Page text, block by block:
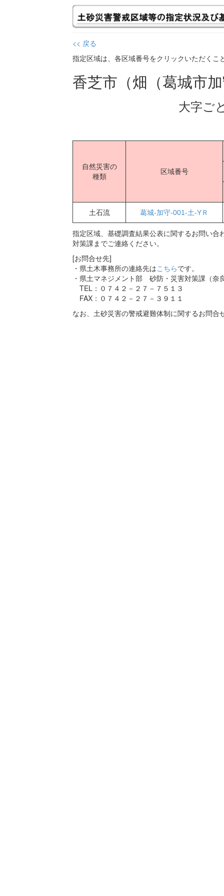
<< 戻る
指定区域は、各区域番号をクリックいただくこ
香芝市（畑（葛城市
大字ご
土石流 葛城-加守-001-土-YＲ
自然災害の
種類
区域番号
指定区域、基礎調査結果公表に関するお問い
対策課までご連絡ください。
[お問合せ先]
・県土木事務所の連絡先はこちらです。
・県土マネジメント部 砂防・災害対策課（奈
TEL：０７４２－２７－７５１３
FAX：０７４２－２７－３９１１
なお、土砂災害の警戒避難体制に関するお問